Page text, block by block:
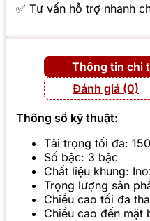
✅ Tư vấn hỗ trợ nhanh
Thông tin chi
Đánh giá (0)
Thông số kỹ thuật:
Tải trọng tối đa:
Số bậc: 3 bậc
Chất liệu khung:
Trọng lượng sản
Chiều cao tối đa
Chiều cao đến mặt